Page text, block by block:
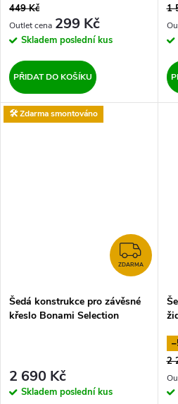
449 Kč
299 Kč
Skladem poslední kus
PŘIDAT DO KOŠÍKU
1
🛠️ Zdarma smontováno
ZDARMA
Šedá konstrukce pro závěsné
křeslo Bonami Selection
2 690 Kč
Skladem poslední kus
2